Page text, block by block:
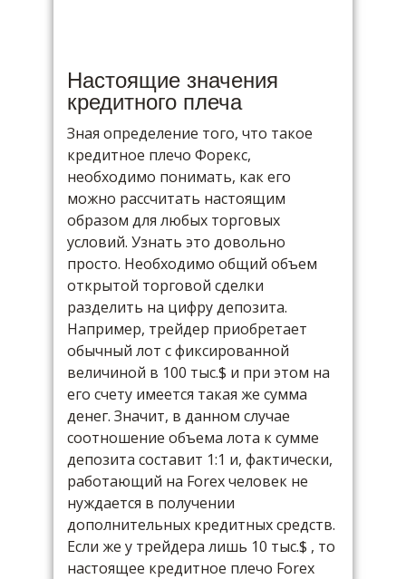
Настоящие значения
кредитного плеча
Зная определение того, что такое
кредитное плечо Форекс,
необходимо понимать, как его
можно рассчитать настоящим
образом для любых торговых
условий. Узнать это довольно
просто. Необходимо общий объем
открытой торговой сделки
разделить на цифру депозита.
Например, трейдер приобретает
обычный лот с фиксированной
величиной в 100 тыс.$ и при этом на
его счету имеется такая же сумма
денег. Значит, в данном случае
соотношение объема лота к сумме
депозита составит 1:1 и, фактически,
работающий на Forex человек не
нуждается в получении
дополнительных кредитных средств.
Если же у трейдера лишь 10 тыс.$ , то
настоящее кредитное плечо Forex